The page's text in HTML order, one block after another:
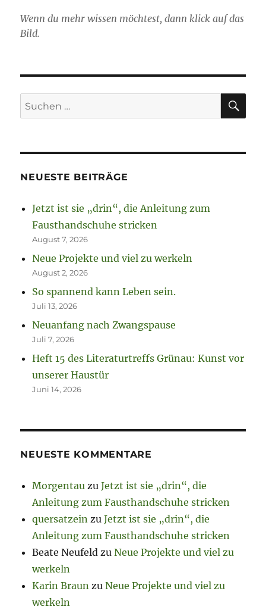
Schatten
Wenn du mehr wissen möchtest, dann klick auf das
Bild.
Suchen
nach:
NEUESTE BEITRÄGE
Jetzt ist sie „drin“, die Anleitung zum
Fausthandschuhe stricken
August 7, 2026
Neue Projekte und viel zu werkeln
August 2, 2026
So spannend kann Leben sein.
Juli 13, 2026
Neuanfang nach Zwangspause
Juli 7, 2026
Heft 15 des Literaturtreffs Grünau: Kunst vor
unserer Haustür
Juni 14, 2026
NEUESTE KOMMENTARE
Morgentau zuJetzt ist sie „drin“, die
Anleitung zum Fausthandschuhe stricken
quersatzein zuJetzt ist sie „drin“, die
Anleitung zum Fausthandschuhe stricken
Beate Neufeld zuNeue Projekte und viel zu
werkeln
Karin Braun zuNeue Projekte und viel zu
werkeln